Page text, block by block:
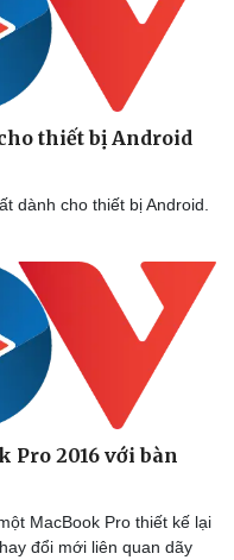
thiết bị Android
dành cho thiết bị Android.
Pro 2016 với bàn
MacBook Pro thiết kế lại
đổi mới liên quan dãy